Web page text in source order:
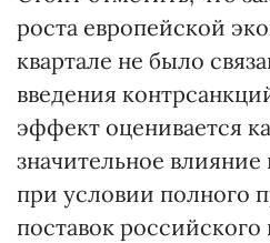
роста европейской
квартале не было
введения
эффект оценивается
значительное
при условии полного
поставок российского